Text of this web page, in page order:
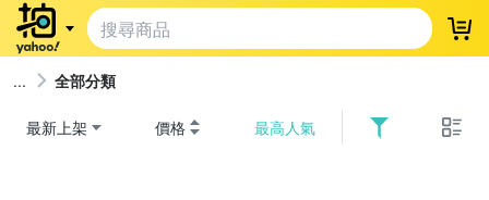
登
全部分類
最新上架 價格 最高人氣